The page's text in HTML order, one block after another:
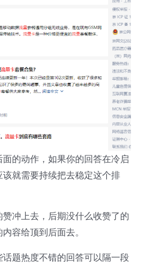
的动作，如果你的回答在冷启
就需要持续把去稳定这个排
冲上去，后期没什么收赞了的
容给顶到后面去。
题热度不错的回答可以隔一段